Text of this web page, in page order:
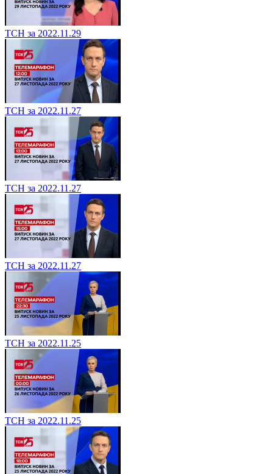
ТСН за 2022.11.29
ТСН за 2022.11.27
ТСН за 2022.11.27
ТСН за 2022.11.27
ТСН за 2022.11.25
ТСН за 2022.11.25